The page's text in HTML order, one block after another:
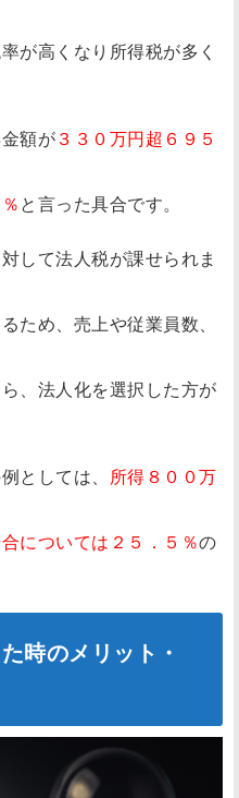
が高くなり所得税が多く
額が３３０万円超６９５
と言った具合です。
して法人税が課せられま
ため、売上や従業員数、
、法人化を選択した方が
としては、 所得８００万
については２５．５％の
時のメリット・